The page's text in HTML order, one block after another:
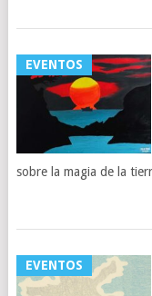
EVENTOS
sobre la magia de la
EVENTOS